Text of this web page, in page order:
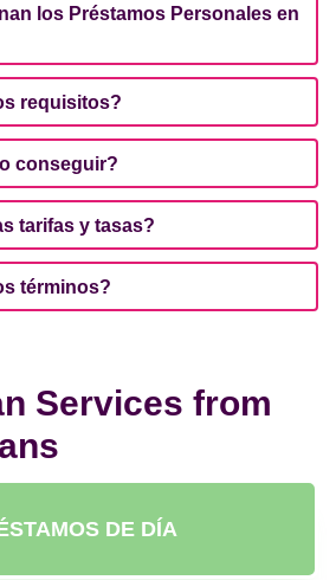
los Préstamos Personales en
requisitos?
conseguir?
tarifas y tasas?
términos?
Services from
DE DÍA